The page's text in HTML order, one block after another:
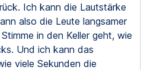
Ich kann die Lautstärke
also die Leute langsamer
in den Keller geht, wie
Und ich kann das
viele Sekunden die